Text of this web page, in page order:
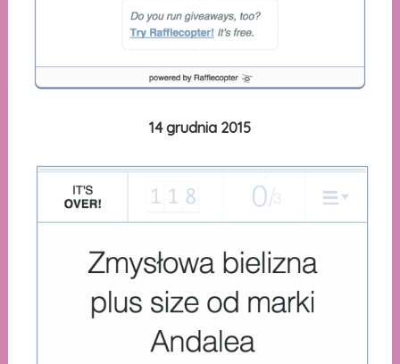
14 grudnia 2015